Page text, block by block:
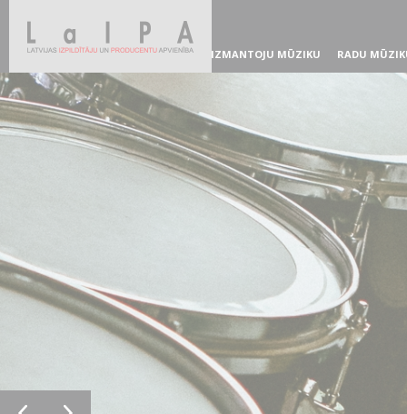
IZMANTOJU MŪZIKU RADU